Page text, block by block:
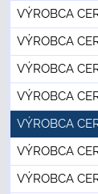
VÝROBCA
VÝROBCA
VÝROBCA
VÝROBCA
VÝROBCA
VÝROBCA
VÝROBCA